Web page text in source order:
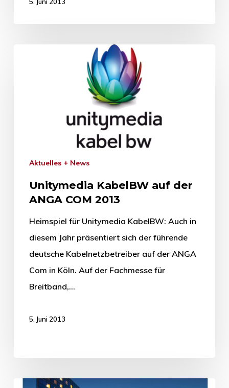
Aktuelles + News
Unitymedia KabelBW auf der
ANGA COM 2013
Heimspiel für Unitymedia KabelBW: Auch in
diesem Jahr präsentiert sich der führende
deutsche Kabelnetzbetreiber auf der ANGA
Com in Köln. Auf der Fachmesse für
Breitband,…
5. Juni 2013